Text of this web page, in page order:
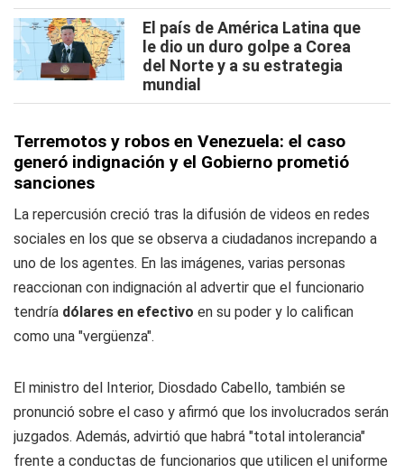
El país de América Latina que
le dio un duro golpe a Corea
del Norte y a su estrategia
mundial
Terremotos y robos en Venezuela: el caso
generó indignación y el Gobierno prometió
sanciones
La repercusión creció tras la difusión de videos en redes
sociales en los que se observa a ciudadanos increpando a
uno de los agentes. En las imágenes, varias personas
reaccionan con indignación al advertir que el funcionario
tendría dólares en efectivo en su poder y lo califican
como una "vergüenza".
El ministro del Interior, Diosdado Cabello, también se
pronunció sobre el caso y afirmó que los involucrados serán
juzgados. Además, advirtió que habrá "total intolerancia"
frente a conductas de funcionarios que utilicen el uniforme